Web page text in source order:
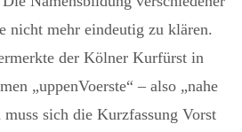
nicht mehr eindeutig zu klären.
der Kölner Kurfürst in
„uppenVoerste“ – also „nahe
sich die Kurzfassung Vorst